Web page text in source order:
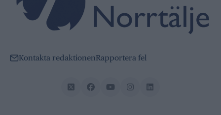
Kontakta redaktionenRapportera fel